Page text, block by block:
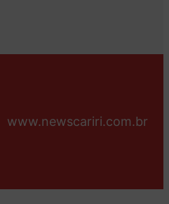
www.newscariri.com.br